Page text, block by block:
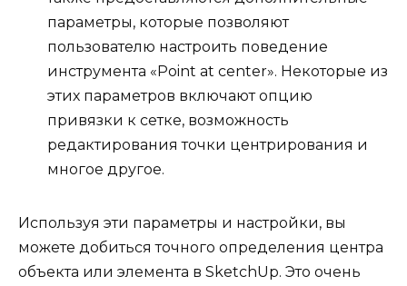
параметры, которые позволяют
пользователю настроить поведение
инструмента «Point at center». Некоторые из
этих параметров включают опцию
привязки к сетке, возможность
редактирования точки центрирования и
многое другое.
Используя эти параметры и настройки, вы
можете добиться точного определения центра
объекта или элемента в SketchUp. Это очень